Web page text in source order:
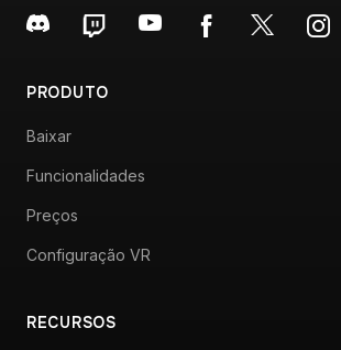
PRODUTO
Baixar
Funcionalidades
Preços
Configuração VR
RECURSOS